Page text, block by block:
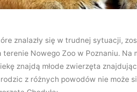
znalazły się w trudnej sytuacji,
Nowego Zoo w Poznaniu.
znajdą młode zwierzęta
z różnych powodów nie może